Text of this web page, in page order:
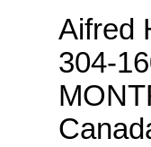
Aifred
304-